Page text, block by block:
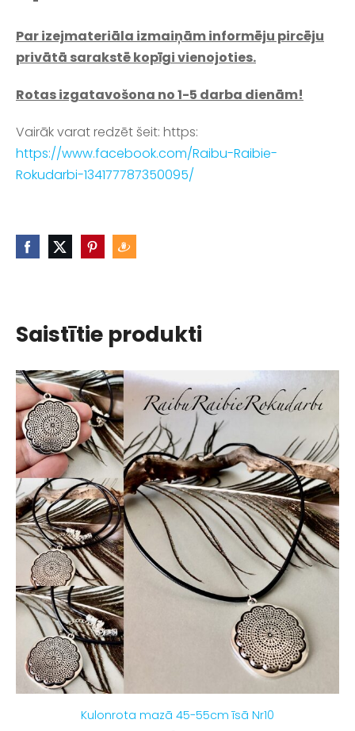
Par izejmateriāla izmaiņām informēju pircēju
privātā sarakstē kopīgi vienojoties.
Rotas izgatavošona no 1-5 darba dienām!
Vairāk varat redzēt šeit: https:
https://www.facebook.com/Raibu-Raibie-
Rokudarbi-134177787350095/
Saistītie produkti
Kulonrota mazā 45-55cm īsā Nr10